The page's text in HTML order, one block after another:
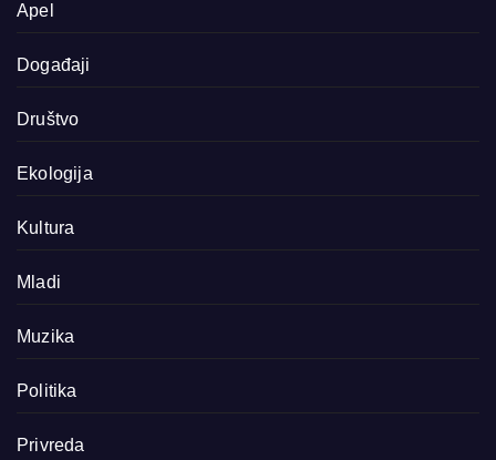
Apel
Događaji
Društvo
Ekologija
Kultura
Mladi
Muzika
Politika
Privreda